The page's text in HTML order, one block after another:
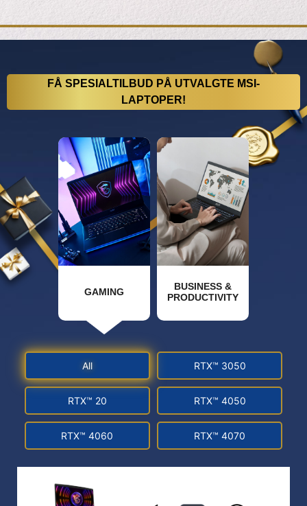
FÅ SPESIALTILBUD PÅ UTVALGTE MSI-
LAPTOPER!
GAMING
BUSINESS &
PRODUCTIVITY
All RTX™ 3050
RTX™ 20 RTX™ 4050
RTX™ 4060 RTX™ 4070